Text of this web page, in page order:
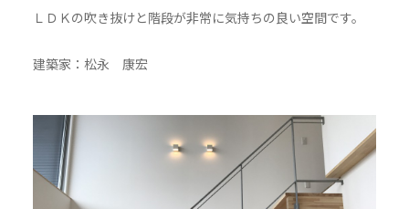
ＬＤＫの吹き抜けと階段が非常に気持ちの良い空間です。
建築家：松永 康宏